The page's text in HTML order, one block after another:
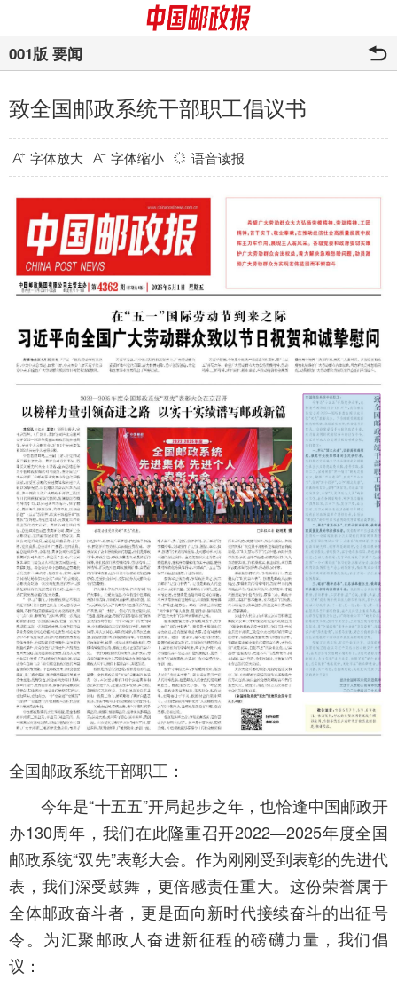
001版 要闻
致全国邮政系统干部职工倡议书
字体放大 字体缩小 语音读报
全国邮政系统干部职工：
今年是“十五五”开局起步之年，也恰逢中国邮政开
办130周年，我们在此隆重召开2022—2025年度全国
邮政系统“双先”表彰大会。作为刚刚受到表彰的先进代
表，我们深受鼓舞，更倍感责任重大。这份荣誉属于
全体邮政奋斗者，更是面向新时代接续奋斗的出征号
令。为汇聚邮政人奋进新征程的磅礴力量，我们倡
议：